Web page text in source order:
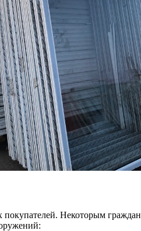
Некоторым